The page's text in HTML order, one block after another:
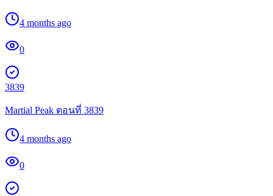
4 months ago
0
3839
Martial Peak ตอนที่ 3839
4 months ago
0